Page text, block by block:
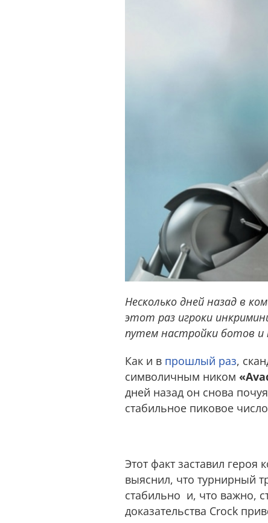
Несколько дней назад в
этот раз игроки
путем настройки ботов и
Как и в прошлый раз,
символичным ником
дней назад он снова
стабильное пиковое
Этот факт заставил
выяснил, что турнирный
стабильно и, что важно,
доказательства Crock